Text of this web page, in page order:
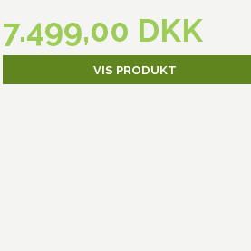
7.499,00 DKK
VIS PRODUKT